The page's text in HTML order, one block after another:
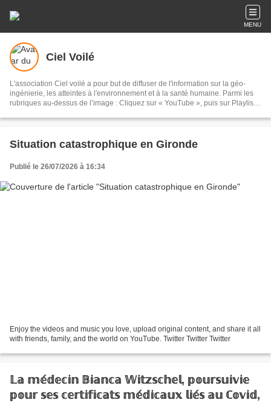
MENU
Ciel Voilé
L'association Ciel voilé a pour but de diffuser de l'information sur la géo-
ingénierie, les atteintes à l'environnement et à la santé humaine. Parmi les
rubriques au-dessus de l’image : Cliquez sur « YouTube », puis sur Playlists,
sur les chemtrails et la géo-ingénierie Cliquez sur « Articles scientifiques » :
pluie, sable, lichens, poils de bêtes, sang, air, filaments
Situation catastrophique en Gironde
Publié le 26/07/2026 à 16:34
Enjoy the videos and music you love, upload original content, and share it all
with friends, family, and the world on YouTube. Twitter Twitter Twitter
𝕃𝕒 𝕞𝕖́𝕕𝕖𝕔𝕚𝕟 𝔹𝕚𝕒𝕟𝕔𝕒 𝕎𝕚𝕥𝕫𝕤𝕔𝕙𝕖𝕝, 𝕡𝕠𝕦𝕣𝕤𝕦𝕚𝕧𝕚𝕖
𝕡𝕠𝕦𝕣 𝕤𝕖𝕤 𝕔𝕖𝕣𝕥𝕚𝕗𝕚𝕔𝕒𝕥𝕤 𝕞𝕖́𝕕𝕚𝕔𝕒𝕦𝕩 𝕝𝕚𝕖́𝕤 𝕒𝕦 ℂ𝕠𝕧𝕚𝕕,